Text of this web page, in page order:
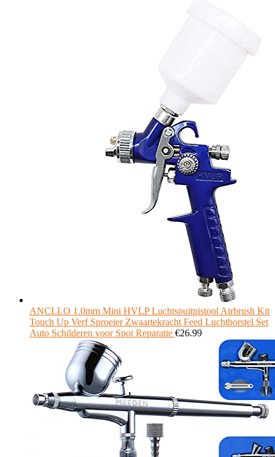
ANCLLO 1.0mm Mini HVLP Luchtspuitpistool Airbrush Kit
Touch Up Verf Sproeier Zwaartekracht Feed Luchtborstel Set
Auto Schilderen voor Spot Reparatie €26.99